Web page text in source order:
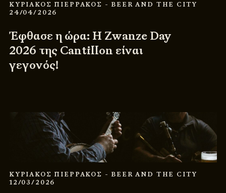
ΚΥΡΙΑΚΟΣ ΠΙΕΡΡΑΚΟΣ - BEER AND THE CITY
24/04/2026
Έφθασε η ώρα: Η Zwanze Day
2026 της Cantillon είναι
γεγονός!
ΚΥΡΙΑΚΟΣ ΠΙΕΡΡΑΚΟΣ - BEER AND THE CITY
12/03/2026